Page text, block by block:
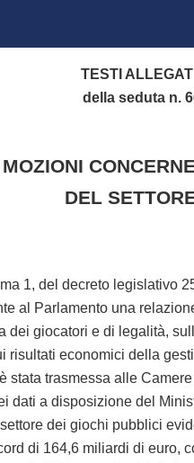
TESTI
della seduta n.
MOZIONI
DEL
del decreto legislativo 25
al Parlamento una
dei giocatori e di legalità,
risultati economici della
trasmessa alle Camere
dati a disposizione del
dei giochi pubblici
di 164,6 miliardi di euro,